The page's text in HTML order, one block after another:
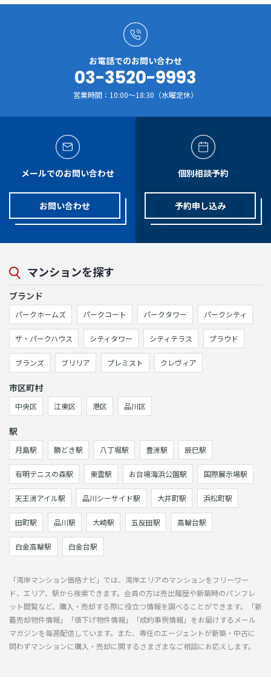
お電話でのお問い合わせ
03-3520-9993
営業時間：10:00～18:30（水曜定休）
メールでのお問い合わせ
お問い合わせ
個別相談予約
予約申し込み
マンションを探す
ブランド
パークホームズ パークコート パークタワー パークシティ
ザ・パークハウス シティタワー シティテラス プラウド
ブランズ ブリリア プレミスト クレヴィア
市区町村
中央区 江東区 港区 品川区
駅
月島駅 勝どき駅 八丁堀駅 豊洲駅 辰巳駅
有明テニスの森駅 東雲駅 お台場海浜公園駅 国際展示場駅
天王洲アイル駅 品川シーサイド駅 大井町駅 浜松町駅
田町駅 品川駅 大崎駅 五反田駅 高輪台駅
白金高輪駅 白金台駅
「湾岸マンション価格ナビ」では、湾岸エリアのマンションをフリーワー
ド、エリア、駅から検索できます。会員の方は売出履歴や新築時のパンフレ
ット閲覧など、購入・売却する際に役立つ情報を調べることができます。「新
着売却物件情報」「値下げ物件情報」「成約事例情報」をお届けするメール
マガジンを毎週配信しています。また、専任のエージェントが新築・中古に
問わずマンションに購入・売却に関するさまざまなご相談にお応えします。